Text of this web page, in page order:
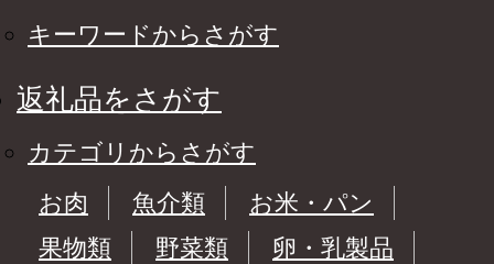
キーワードからさがす
返礼品をさがす
カテゴリからさがす
お肉
魚介類
お米・パン
果物類
野菜類
卵・乳製品